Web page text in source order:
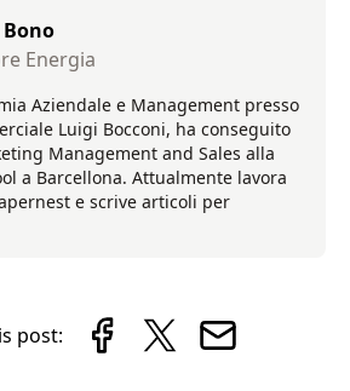
Energia
Aziendale e Management presso
Luigi Bocconi, ha conseguito
Management and Sales alla
a Barcellona. Attualmente lavora
e scrive articoli per
post: